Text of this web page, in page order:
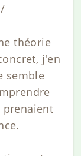
théorie
j'en
semble
prenaient